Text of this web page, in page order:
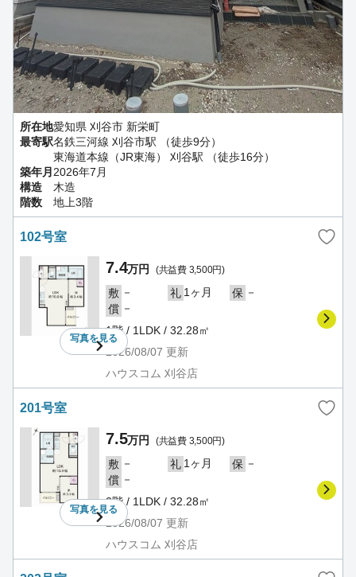
所在地愛知県 刈谷市 新栄町
最寄駅名鉄三河線 刈谷市駅 （徒歩9分）
東海道本線（JR東海） 刈谷駅 （徒歩16分）
築年月 2026年7月
構造
木造
階数
地上3階
102号室
写真を見る
7.4万円 (共益費 3,500円)
敷 － 礼 1ヶ月 保 －
償 －
1階 / 1LDK / 32.28㎡
2026/08/07 更新
ハウスコム 刈谷店
201号室
写真を見る
7.5万円 (共益費 3,500円)
敷 － 礼 1ヶ月 保 －
償 －
2階 / 1LDK / 32.28㎡
2026/08/07 更新
ハウスコム 刈谷店